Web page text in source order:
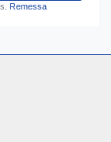
Remessa